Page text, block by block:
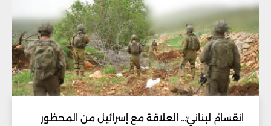
انقسامٌ لبنانيّ... العلاقة مع إسرائيل من المحظور